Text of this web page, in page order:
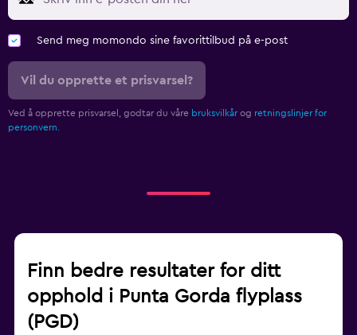
Send meg momondo sine favorittilbud på e-post
Vil du opprette et prisvarsel?
Ved å opprette prisvarsel, godtar du våre bruksvilkår og retningslinjer for
personvern.
Finn bedre resultater for ditt
opphold i Punta Gorda flyplass
(PGD)